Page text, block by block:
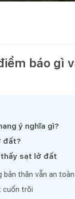
báo gì
ý nghĩa gì?
đất?
sạt lở đất
bản thân vẫn an toàn
cuốn trôi